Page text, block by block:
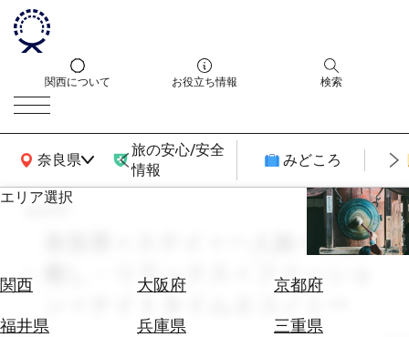
関西について お役立ち情報 検索
奈良県
関西広域MAP
旅の安心/安全
情報
みどころ
エリア選択
関西 大阪府
京都府
福井県
兵庫県
三重県
エ
券
search
奈良県 × ステイ × 一人旅 × 10月 ×
癒し・リラックス × ファッショ